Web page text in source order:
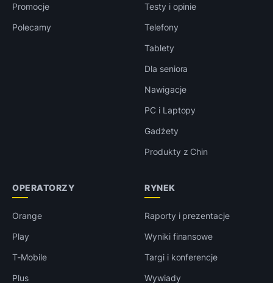
Promocje
Polecamy
Testy i opinie
Telefony
Tablety
Dla seniora
Nawigacje
PC i Laptopy
Gadżety
Produkty z Chin
OPERATORZY
Orange
Play
T-Mobile
Plus
RYNEK
Raporty i prezentacje
Wyniki finansowe
Targi i konferencje
Wywiady